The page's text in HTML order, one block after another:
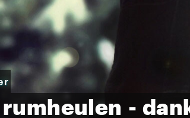
rumheulen -